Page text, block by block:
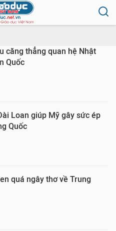
căng thẳng quan hệ Nhật
Quốc
Loan giúp Mỹ gây sức ép
Quốc
quá ngây thơ về Trung